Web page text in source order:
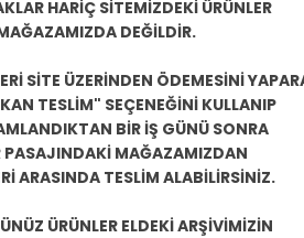
HARİÇ SİTEMİZDEKİ ÜRÜNLER
DEĞİLDİR.
SİTE ÜZERİNDEN ÖDEMESİNİ
TESLİM" SEÇENEĞİNİ KULLANIP
BİR İŞ GÜNÜ SONRA
PASAJINDAKİ MAĞAZAMIZDAN
ARASINDA TESLİM ALABİLİRSİNİZ.
ÜRÜNLER ELDEKİ ARŞİVİMİZİN